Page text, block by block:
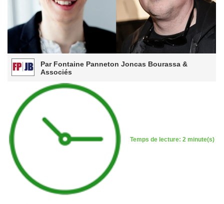
Par Fontaine Panneton Joncas Bourassa &
Associés
Temps de lecture: 2 minute(s)